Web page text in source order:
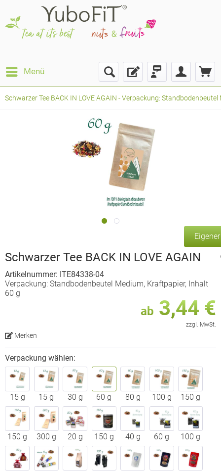
Menü
Schwarzer Tee BACK IN LOVE AGAIN - Verpackung:
Schwarzer Tee BACK IN LOVE AGAIN
Artikelnummer: ITE84338-04
Verpackung: Standbodenbeutel Medium, Kraftpapier, Inhalt
60 g
ab 3,44 €
zzgl. MwSt.
Merken
Verpackung wählen:
15 g 15 g 30 g 60 g 80 g 100 g 150 g
150 g 300 g 20 g 150 g 40 g 60 g 100 g